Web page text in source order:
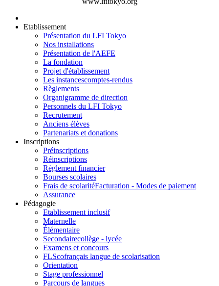
Etablissement
Présentation du LFI Tokyo
Nos installations
Présentation de l'AEFE
La fondation
Projet d'établissement
Les instancescomptes-rendus
Règlements
Organigramme de direction
Personnels du LFI Tokyo
Recrutement
Anciens élèves
Partenariats et donations
Inscriptions
Préinscriptions
Réinscriptions
Règlement financier
Bourses scolaires
Frais de scolaritéFacturation - Modes de paiement
Assurance
Pédagogie
Etablissement inclusif
Maternelle
Élémentaire
Secondairecollège - lycée
Examens et concours
FLScofrançais langue de scolarisation
Orientation
Stage professionnel
Parcours de langues